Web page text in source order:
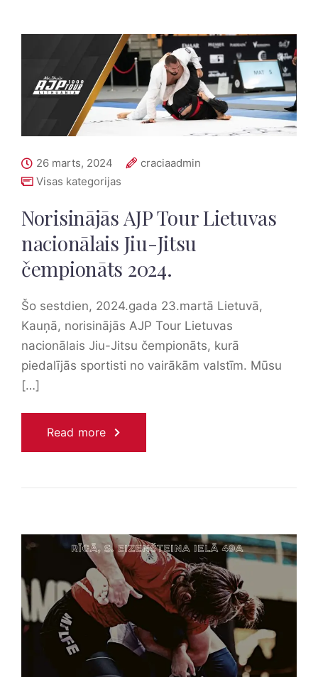
26 marts, 2024
craciaadmin
Visas kategorijas
Norisinājās AJP Tour Lietuvas
nacionālais Jiu-Jitsu
čempionāts 2024.
Šo sestdien, 2024.gada 23.martā Lietuvā,
Kauņā, norisinājās AJP Tour Lietuvas
nacionālais Jiu-Jitsu čempionāts, kurā
piedalījās sportisti no vairākām valstīm. Mūsu
[…]
Read more